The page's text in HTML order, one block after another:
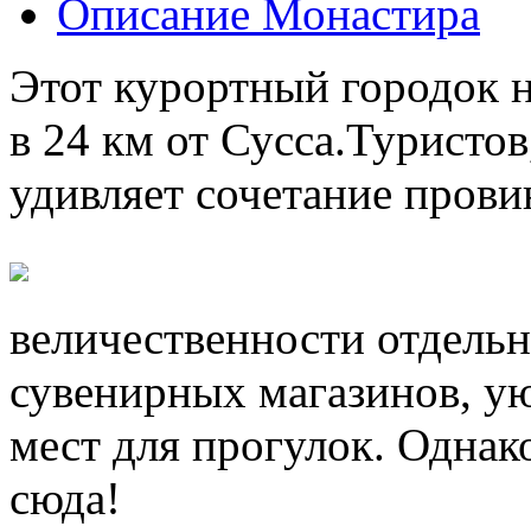
Описание Монастира
Этот курортный городок
в 24 км от
удивляет сочетание
величественности
сувенирных магазинов,
мест для прогулок.
сюда!